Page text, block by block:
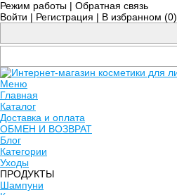
Режим работы | Обратная связь
Войти | Регистрация | В избранном (0)
Меню
Главная
Каталог
Доставка и оплата
ОБМЕН И ВОЗВРАТ
Блог
Категории
Уходы
ПРОДУКТЫ
Шампуни